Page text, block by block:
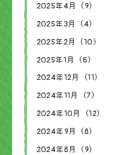
2025年4月（9）
2025年3月（4）
2025年2月（10）
2025年1月（6）
2024年12月（11）
2024年11月（7）
2024年10月（12）
2024年9月（8）
2024年8月（9）